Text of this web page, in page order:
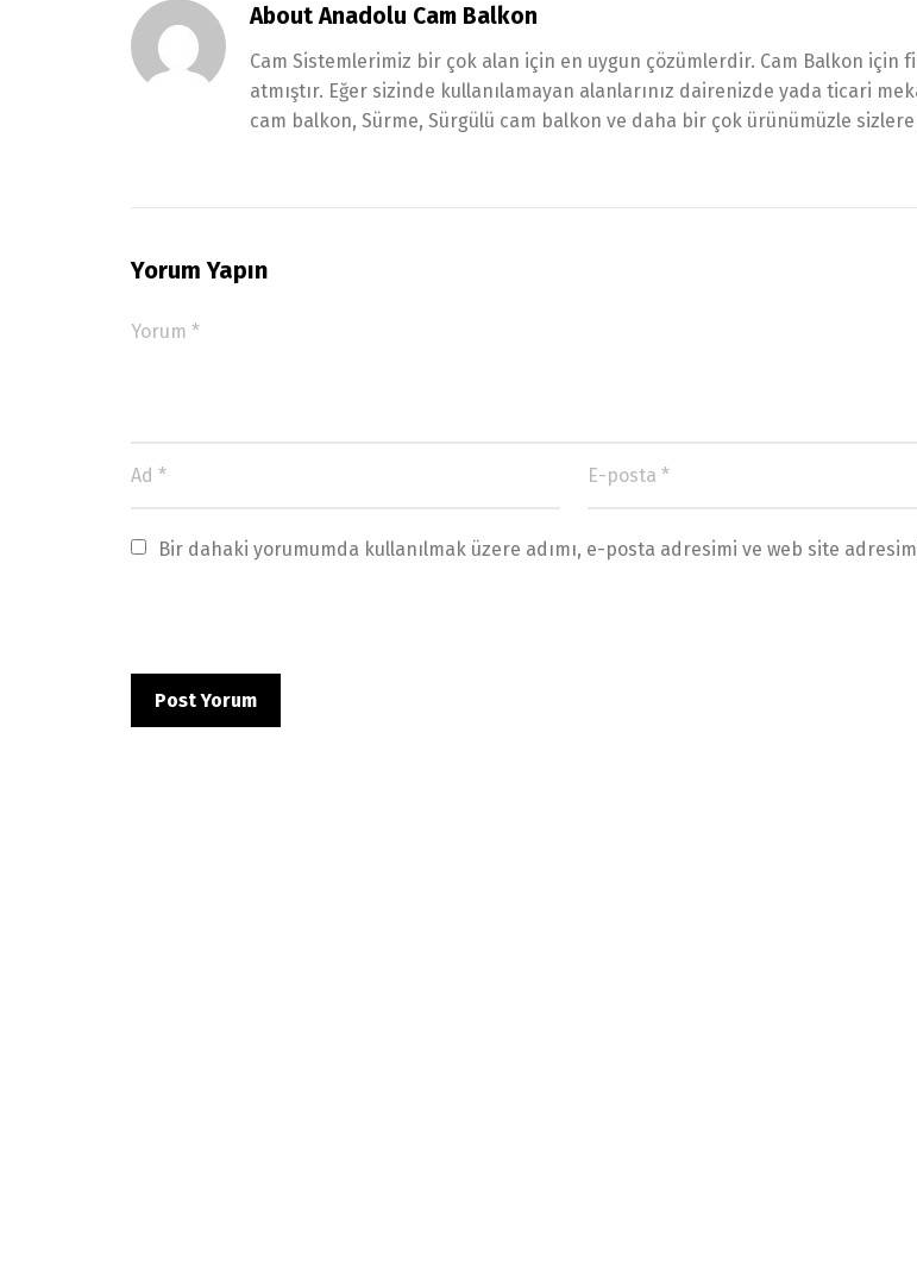
About Anadolu Cam Balkon
Cam Sistemlerimiz bir çok alan için en uygun çözümlerdir. Cam Balkon için
atmıştır. Eğer sizinde kullanılamayan alanlarınız dairenizde yada ticari
cam balkon, Sürme, Sürgülü cam balkon ve daha bir çok ürünümüzle
Yorum Yapın
Bir dahaki yorumumda kullanılmak üzere adımı, e-posta adresimi ve web site